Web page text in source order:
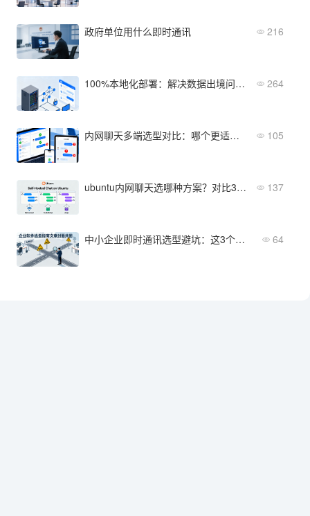
政府单位用什么即时通讯 216
100%本地化部署：解决数据出境问题的本地化IM软件方案 264
内网聊天多端选型对比：哪个更适合你的企业 105
ubuntu内网聊天选哪种方案？对比3种开源工具的部署差异 137
中小企业即时通讯选型避坑：这3个误区一定要注意 64